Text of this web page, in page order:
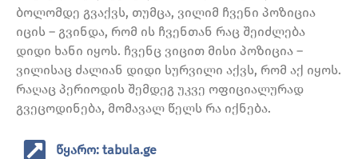
ბოლომდე გვაქვს, თუმცა, ვილიმ ჩვენი პოზიცია
იცის – გვინდა, რომ ის ჩვენთან რაც შეიძლება
დიდი ხანი იყოს. ჩვენც ვიცით მისი პოზიცია –
ვილისაც ძალიან დიდი სურვილი აქვს, რომ აქ იყოს.
რაღაც პერიოდის შემდეგ უკვე ოფიციალურად
გვეცოდინება, მომავალ წელს რა იქნება.
წყარო: tabula.ge